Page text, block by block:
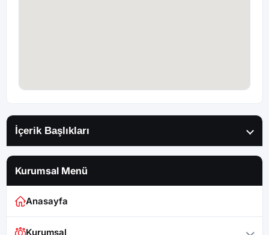
İçerik Başlıkları
Kurumsal Menü
Anasayfa
Kurumsal